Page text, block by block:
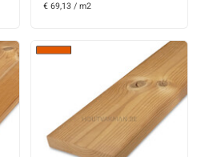
€ 69,13 / m2